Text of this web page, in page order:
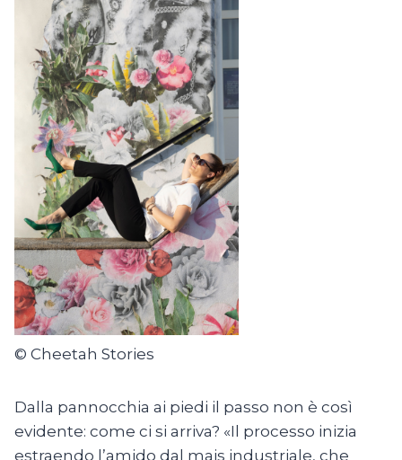
© Cheetah Stories
Dalla pannocchia ai piedi il passo non è così
evidente: come ci si arriva? «Il processo inizia
estraendo l’amido dal mais industriale, che